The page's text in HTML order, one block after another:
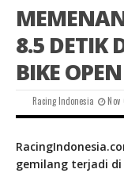
8.5 DETIK
BIKE
Racing Indonesia Nov
gemilang terjadi di